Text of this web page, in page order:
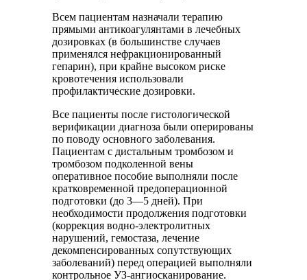
Всем пациентам назначали терапию
прямыми антикоагулянтами в лечебных
дозировках (в большинстве случаев
применялся нефракционированный
гепарин), при крайне высоком риске
кровотечения использовали
профилактические дозировки.
Все пациенты после гистологической
верификации диагноза были оперированы
по поводу основного заболевания.
Пациентам с дистальным тромбозом и
тромбозом подколенной вены
оперативное пособие выполняли после
кратковременной предоперационной
подготовки (до 3—5 дней). При
необходимости продолжения подготовки
(коррекция водно-электролитных
нарушений, гемостаза, лечение
декомпенсированных сопутствующих
заболеваний) перед операцией выполняли
контрольное УЗ-ангиосканирование.